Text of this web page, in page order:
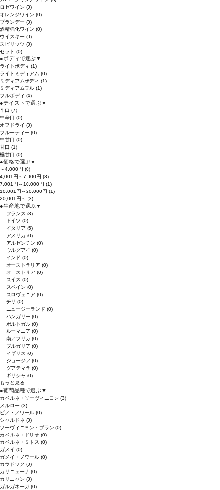
ロゼワイン (0)
オレンジワイン (0)
ブランデー (0)
酒精強化ワイン (0)
ウイスキー (0)
スピリッツ (0)
セット (0)
●ボディで選ぶ▼
ライトボディ (1)
ライトミディアム (0)
ミディアムボディ (1)
ミディアムフル (1)
フルボディ (4)
●テイストで選ぶ▼
辛口 (7)
中辛口 (0)
オフドライ (0)
フルーティー (0)
中甘口 (0)
甘口 (1)
極甘口 (0)
●価格で選ぶ▼
～4,000円 (0)
4,001円～7,000円 (3)
7,001円～10,000円 (1)
10,001円～20,000円 (1)
20,001円～ (3)
●生産地で選ぶ▼
フランス(3)
ドイツ(0)
イタリア(5)
アメリカ(0)
アルゼンチン(0)
ウルグアイ(0)
インド(0)
オーストラリア(0)
オーストリア(0)
スイス(0)
スペイン(0)
スロヴェニア(0)
チリ(0)
ニュージーランド(0)
ハンガリー(0)
ポルトガル(0)
ルーマニア(0)
南アフリカ(0)
ブルガリア(0)
イギリス(0)
ジョージア(0)
グアテマラ(0)
ギリシャ(0)
もっと見る
●葡萄品種で選ぶ▼
カベルネ・ソーヴィニヨン (3)
メルロー (3)
ピノ・ノワール (0)
シャルドネ (0)
ソーヴィニヨン・ブラン (0)
カベルネ・ドリオ (0)
カベルネ・ミトス (0)
ガメイ (0)
ガメイ・ノワール (0)
カラドック (0)
カリニェーナ (0)
カリニャン (0)
ガルガネーガ (0)